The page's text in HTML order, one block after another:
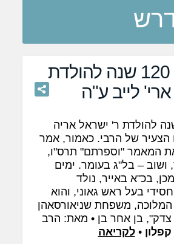
כ"א אייר: 120 שנה להולדת
לייב ע"ה
120 שנה להולדת ר' ישראל אריה
הצעיר של הרבי. כאמור, אמר
המאמר "וספרתם" תרס"ו,
ושוב – בל"ג בעומר. ימים
בכ"א באייר, נולד
חסידי בעל ראש גאוני, והוא
משפחת שניאורסאהן
בן אחר בן • מאת: הרב
•לקריאה